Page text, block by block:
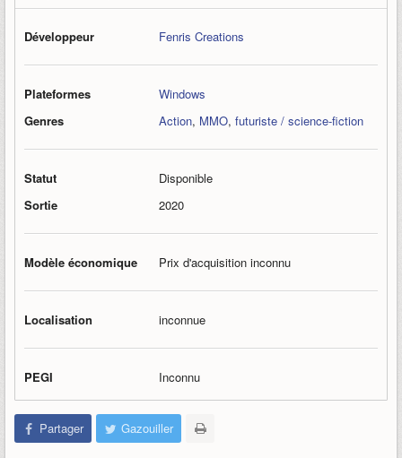
Développeur Fenris Creations
Plateformes
Windows
Genres
Action, MMO, futuriste / science-fiction
Statut
Disponible
Sortie
2020
Modèle économique Prix d'acquisition inconnu
Localisation inconnue
PEGI Inconnu
Partager Gazouiller